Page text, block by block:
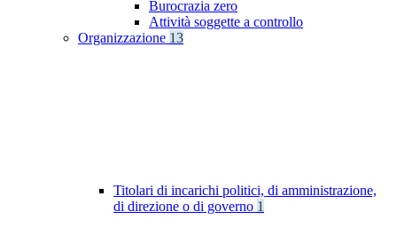
Burocrazia zero
Attività soggette a controllo
Organizzazione 13
Titolari di incarichi politici, di amministrazione,
di direzione o di governo 1